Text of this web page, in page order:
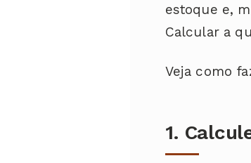
estoque e,
Calcular a
Veja como
1.